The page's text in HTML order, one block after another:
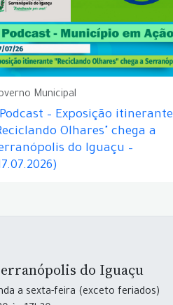
Municipal
– Exposição itinerante
Olhares" chega a
do Iguaçu –
do Iguaçu
a sexta-feira (exceto feriados)